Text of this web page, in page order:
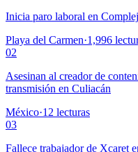
Inicia paro laboral en
Playa del Carmen·1,996
02
Asesinan al creador de
transmisión en Culiacán
México·12 lecturas
03
Fallece trabajador de Xcaret